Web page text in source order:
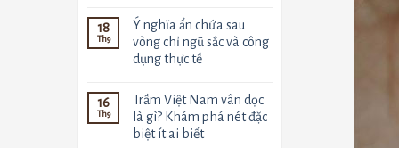
trầm
hương
có
gì
khác
mí
sự
thật
ít
có
bình
luận
ở
Trầm
là
gì?
Thông
tin
thú
18
Th9
Ý nghĩa ẩn chứa sau
vòng chỉ ngũ sắc và công
dụng thực tế
bình
luận
ở
Ý
16
Th9
Trầm Việt Nam vân dọc
là gì? Khám phá nét đặc
biệt ít ai biết